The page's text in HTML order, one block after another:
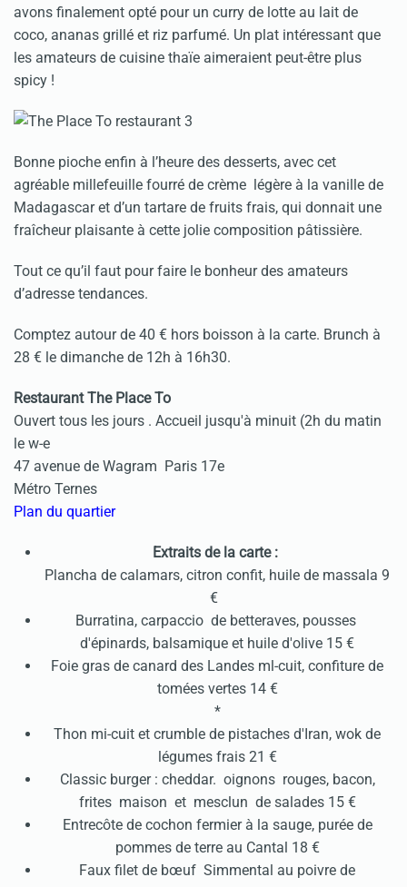
avons finalement opté pour un curry de lotte au lait de
coco, ananas grillé et riz parfumé. Un plat intéressant que
les amateurs de cuisine thaïe aimeraient peut-être plus
spicy !
Bonne pioche enfin à l’heure des desserts, avec cet
agréable millefeuille fourré de crème légère à la vanille de
Madagascar et d’un tartare de fruits frais, qui donnait une
fraîcheur plaisante à cette jolie composition pâtissière.
Tout ce qu’il faut pour faire le bonheur des amateurs
d’adresse tendances.
Comptez autour de 40 € hors boisson à la carte. Brunch à
28 € le dimanche de 12h à 16h30.
Restaurant The Place To
Ouvert tous les jours . Accueil jusqu'à minuit (2h du matin
le w-e
47 avenue de Wagram Paris 17e
Métro Ternes
Plan du quartier
Extraits de la carte :
Plancha de calamars, citron confit, huile de massala 9
€
Burratina, carpaccio de betteraves, pousses
d'épinards, balsamique et huile d'olive 15 €
Foie gras de canard des Landes ml-cuit, confiture de
tomées vertes 14 €
*
Thon mi-cuit et crumble de pistaches d'Iran, wok de
légumes frais 21 €
Classic burger : cheddar. oignons rouges, bacon,
frites maison et mesclun de salades 15 €
Entrecôte de cochon fermier à la sauge, purée de
pommes de terre au Cantal 18 €
Faux filet de bœuf Simmental au poivre de